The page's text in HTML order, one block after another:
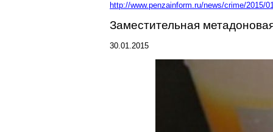
http://www.penzainform.ru/news/crime/2015/
Заместительная
30.01.2015